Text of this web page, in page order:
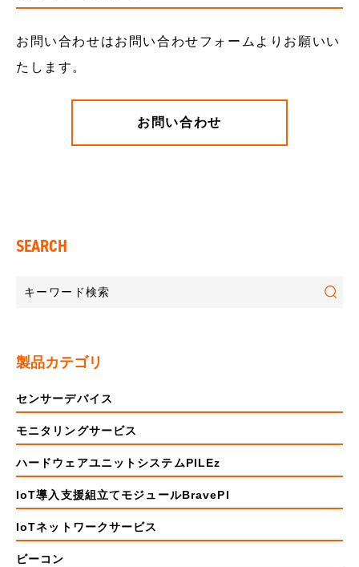
お問い合わせはお問い合わせフォームよりお願いい
たします。
お問い合わせ
SEARCH
製品カテゴリ
センサーデバイス
モニタリングサービス
ハードウェアユニットシステムPILEz
IoT導入支援組立てモジュールBravePI
IoTネットワークサービス
ビーコン